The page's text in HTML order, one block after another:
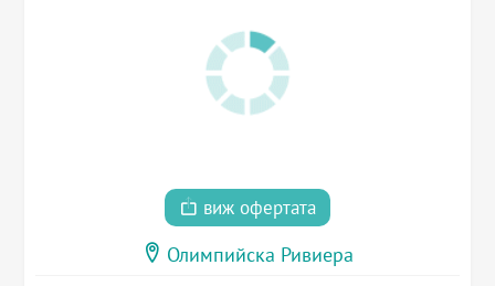
виж офертата
Олимпийска Ривиера